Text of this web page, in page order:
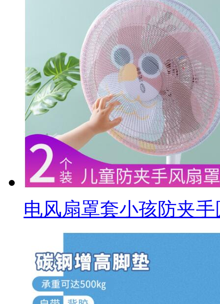
电风扇罩套小孩防夹